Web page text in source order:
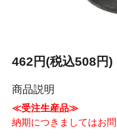
462円(税込508円)
商品説明
≪受注生産品≫
納期につきましてはお